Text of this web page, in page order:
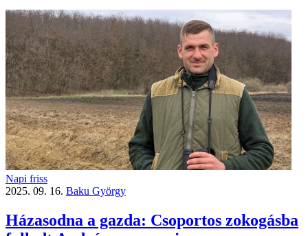
Napi friss
2025. 09. 16. Baku György
Házasodna a gazda: Csoportos zokogásba